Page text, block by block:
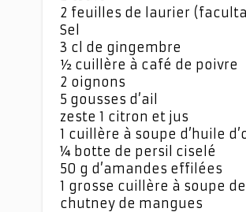
2 feuilles de laurier
Sel
3 cl de gingembre
½ cuillère à café de poivre
2 oignons
5 gousses d’ail
zeste 1 citron et jus
1 cuillère à soupe d’huile
¼ botte de persil ciselé
50 g d’amandes effilées
1 grosse cuillère à soupe de
chutney de mangues